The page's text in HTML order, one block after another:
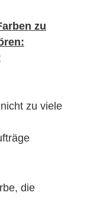
zu
zu viele
die